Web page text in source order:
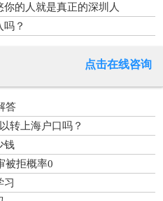
的人就是真正的深圳人
？
点击在线咨询
答
转上海户口吗？
钱
被拒概率0
习